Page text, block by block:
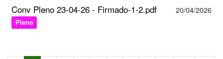
Conv Pleno 23-04-26 - Firmado-1-2.pdf
Pleno
20/04/2026